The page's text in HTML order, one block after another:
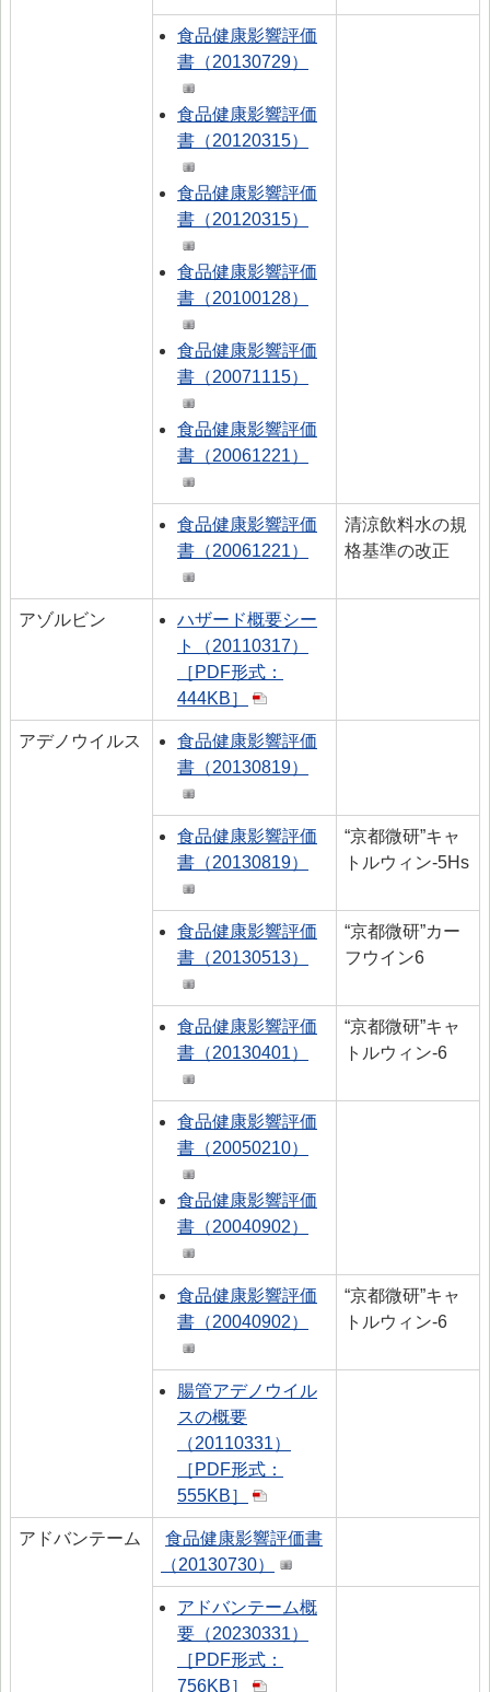
食品健康影響評価
書（20130729）
食品健康影響評価
書（20120315）
食品健康影響評価
書（20120315）
食品健康影響評価
書（20100128）
食品健康影響評価
書（20071115）
食品健康影響評価
書（20061221）
食品健康影響評価
書（20061221）
清涼飲料水の規
格基準の改正
アゾルビン
ハザード概要シー
ト（20110317）
［PDF形式：
444KB］
アデノウイルス
食品健康影響評価
書（20130819）
食品健康影響評価
書（20130819）
“京都微研”キャ
トルウィン‐5Hs
食品健康影響評価
書（20130513）
“京都微研”カー
フウイン6
食品健康影響評価
書（20130401）
“京都微研”キャ
トルウィン‐6
食品健康影響評価
書（20050210）
食品健康影響評価
書（20040902）
食品健康影響評価
書（20040902）
“京都微研”キャ
トルウィン‐6
腸管アデノウイル
スの概要
（20110331）
［PDF形式：
555KB］
アドバンテーム
食品健康影響評価書
（20130730）
アドバンテーム概
要（20230331）
［PDF形式：
756KB］